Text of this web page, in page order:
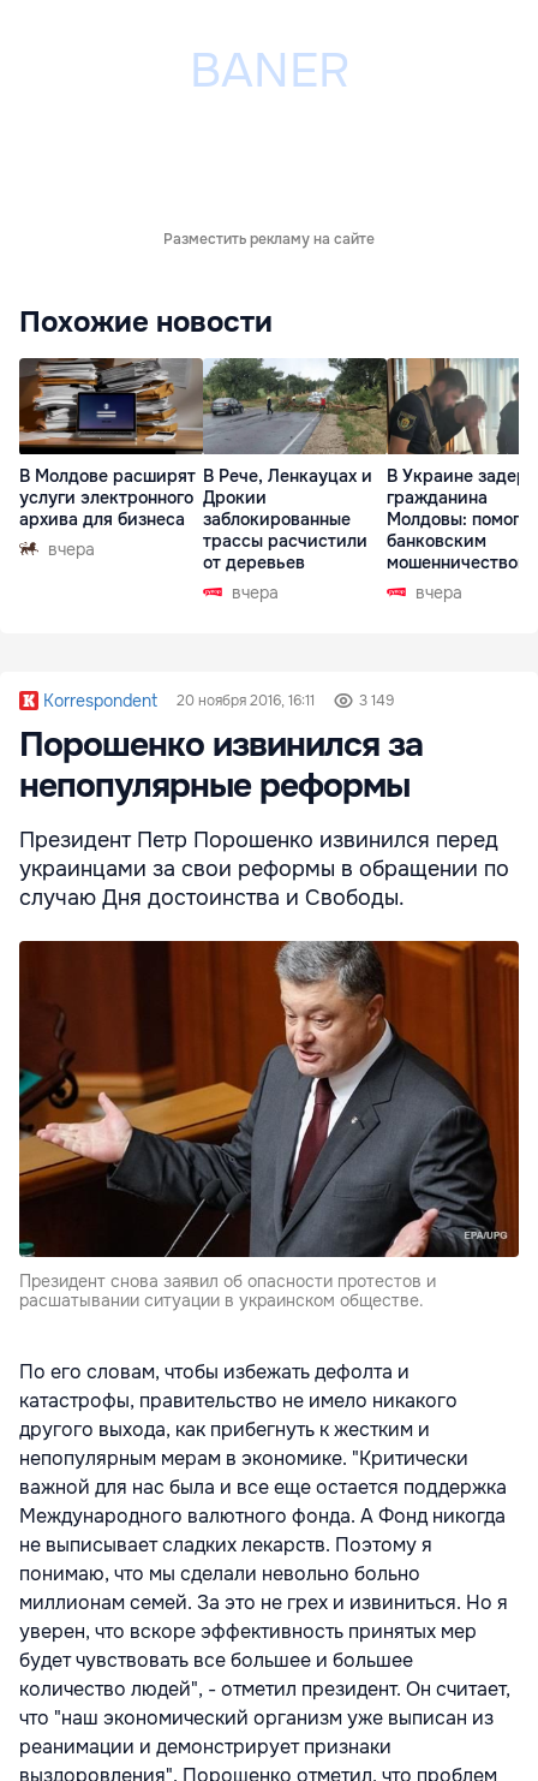
Разместить рекламу на сайте
Похожие новости
В Молдове расширят
услуги электронного
архива для бизнеса
вчера
В Рече, Ленкауцах и
Дрокии
заблокированные
трассы расчистили
от деревьев
вчера
В Украине
гражданина
Молдовы:
банковским
мошенничеством
Чехиивчера
Korrespondent 20 ноября 2016, 16:11 3 149
Порошенко извинился за
непопулярные реформы
Президент Петр Порошенко извинился перед
украинцами за свои реформы в обращении по
случаю Дня достоинства и Свободы.
Президент снова заявил об опасности протестов и
расшатывании ситуации в украинском обществе.
По его словам, чтобы избежать дефолта и
катастрофы, правительство не имело никакого
другого выхода, как прибегнуть к жестким и
непопулярным мерам в экономике. "Критически
важной для нас была и все еще остается поддержка
Международного валютного фонда. А Фонд никогда
не выписывает сладких лекарств. Поэтому я
понимаю, что мы сделали невольно больно
миллионам семей. За это не грех и извиниться. Но я
уверен, что вскоре эффективность принятых мер
будет чувствовать все большее и большее
количество людей", - отметил президент. Он считает,
что "наш экономический организм уже выписан из
реанимации и демонстрирует признаки
выздоровления". Порошенко отметил, что проблем